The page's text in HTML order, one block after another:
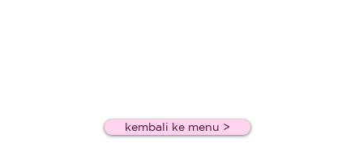
kembali ke menu >